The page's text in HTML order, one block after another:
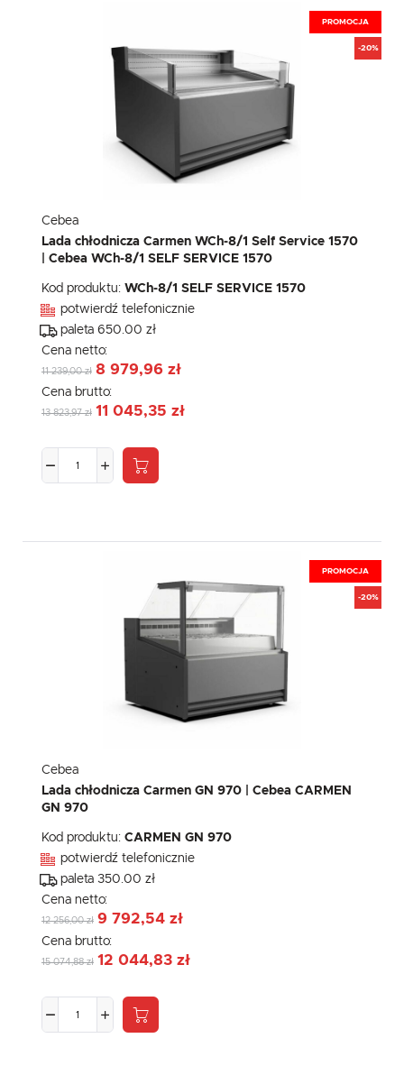
PROMOCJA
-20%
Cebea
Lada chłodnicza Carmen WCh-8/1 Self Service 1570
| Cebea WCh-8/1 SELF SERVICE 1570
Kod produktu: WCh-8/1 SELF SERVICE 1570
potwierdź telefonicznie
paleta 650.00 zł
Cena netto:
11 239,00 zł 8 979,96 zł
Cena brutto:
13 823,97 zł 11 045,35 zł
PROMOCJA
-20%
Cebea
Lada chłodnicza Carmen GN 970 | Cebea CARMEN
GN 970
Kod produktu: CARMEN GN 970
potwierdź telefonicznie
paleta 350.00 zł
Cena netto:
12 256,00 zł 9 792,54 zł
Cena brutto:
15 074,88 zł 12 044,83 zł